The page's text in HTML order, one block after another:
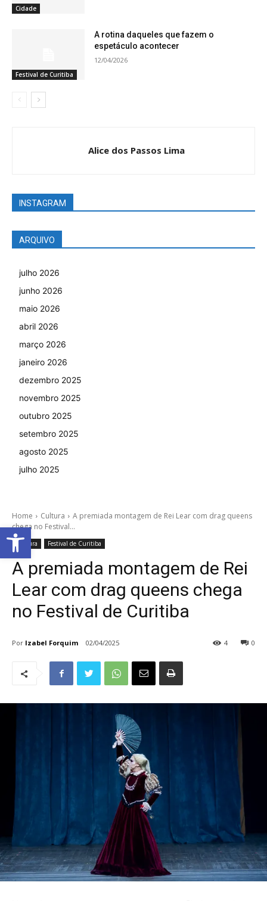
Cidade
Festival de Curitiba
A rotina daqueles que fazem o
espetáculo acontecer
12/04/2026
Alice dos Passos Lima
INSTAGRAM
ARQUIVO
julho 2026
junho 2026
maio 2026
abril 2026
março 2026
janeiro 2026
dezembro 2025
novembro 2025
outubro 2025
setembro 2025
agosto 2025
julho 2025